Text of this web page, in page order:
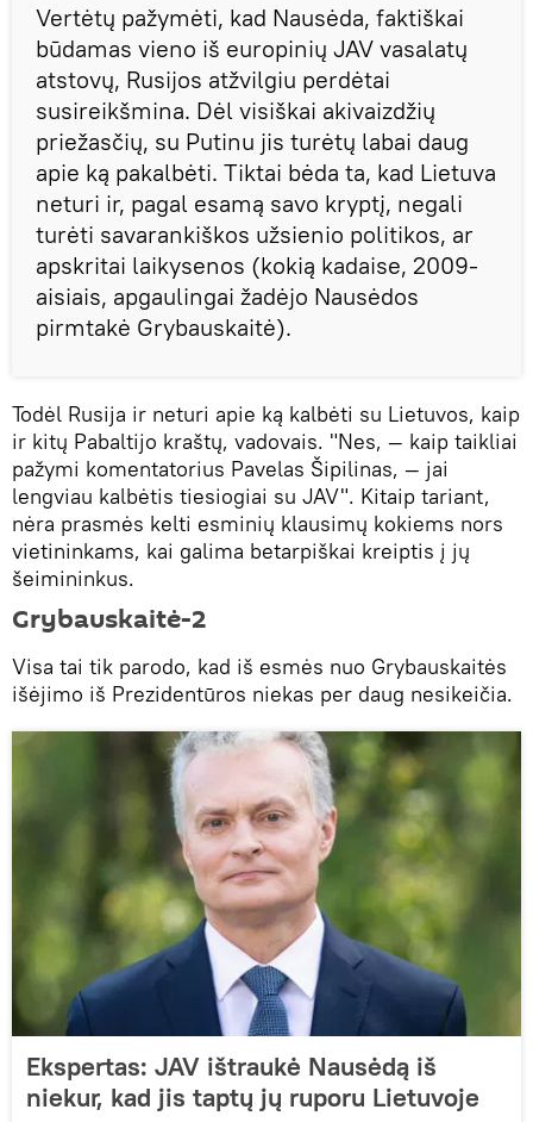
Vertėtų pažymėti, kad Nausėda, faktiškai
būdamas vieno iš europinių JAV vasalatų
atstovų, Rusijos atžvilgiu perdėtai
susireikšmina. Dėl visiškai akivaizdžių
priežasčių, su Putinu jis turėtų labai daug
apie ką pakalbėti. Tiktai bėda ta, kad Lietuva
neturi ir, pagal esamą savo kryptį, negali
turėti savarankiškos užsienio politikos, ar
apskritai laikysenos (kokią kadaise, 2009-
aisiais, apgaulingai žadėjo Nausėdos
pirmtakė Grybauskaitė).
Todėl Rusija ir neturi apie ką kalbėti su Lietuvos, kaip
ir kitų Pabaltijo kraštų, vadovais. "Nes, — kaip taikliai
pažymi komentatorius Pavelas Šipilinas, — jai
lengviau kalbėtis tiesiogiai su JAV". Kitaip tariant,
nėra prasmės kelti esminių klausimų kokiems nors
vietininkams, kai galima betarpiškai kreiptis į jų
šeimininkus.
Grybauskaitė-2
Visa tai tik parodo, kad iš esmės nuo Grybauskaitės
išėjimo iš Prezidentūros niekas per daug nesikeičia.
Ekspertas: JAV ištraukė Nausėdą iš
niekur, kad jis taptų jų ruporu Lietuvoje